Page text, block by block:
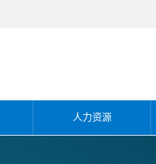
人力资源